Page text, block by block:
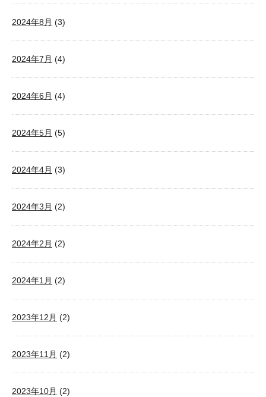
2024年8月 (3)
2024年7月 (4)
2024年6月 (4)
2024年5月 (5)
2024年4月 (3)
2024年3月 (2)
2024年2月 (2)
2024年1月 (2)
2023年12月 (2)
2023年11月 (2)
2023年10月 (2)